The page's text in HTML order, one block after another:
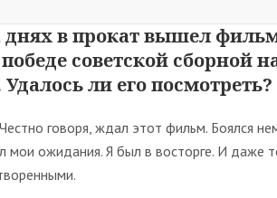
днях в прокат вышел
советской сборной
ли его посмотреть?
говоря, ждал этот фильм. Боялся
ожидания. Я был в восторге. И даже